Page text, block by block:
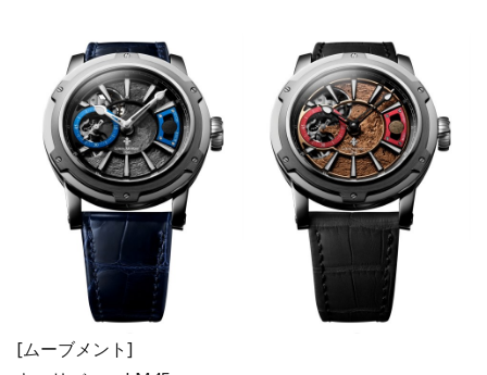
[ムーブメント]